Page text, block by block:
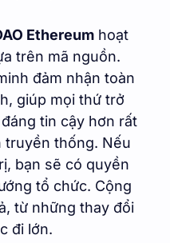
Ethereum hoạt
trên mã nguồn.
đảm nhận toàn
giúp mọi thứ trở
tin cậy hơn rất
truyền thống. Nếu
bạn sẽ có quyền
tổ chức. Cộng
từ những thay đổi
đi lớn.